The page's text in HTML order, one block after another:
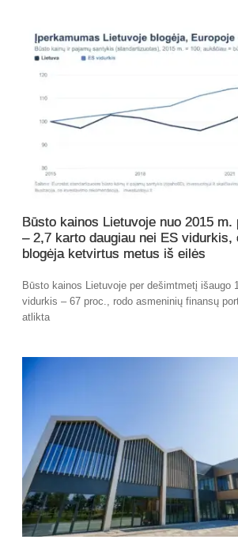
Būsto kainos Lietuvoje nuo 2015 m.
– 2,7 karto daugiau nei ES vidurkis,
blogėja ketvirtus metus iš eilės
Būsto kainos Lietuvoje per dešimtmetį išaugo
vidurkis – 67 proc., rodo asmeninių finansų
atlikta